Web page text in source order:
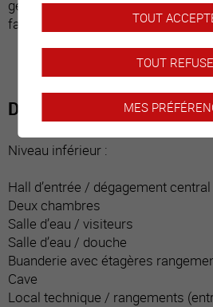
géothermie a été installé. Ce bien
famille.
Distribution du bien
Niveau inférieur :
Hall d’entrée / dégagement
Deux chambres
Salle d’eau / visiteurs
Salle d’eau / douche
Buanderie avec étagères
Cave
Local technique / rangements
TOUT
TOUT
MES